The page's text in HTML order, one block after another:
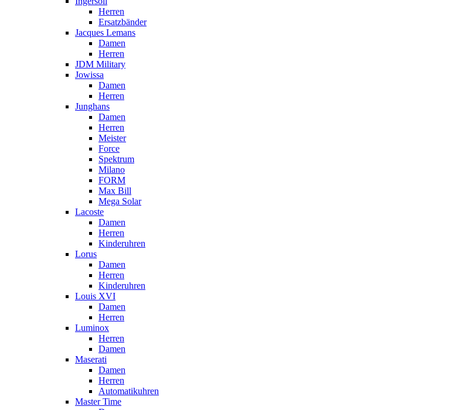
Herren
Ersatzbänder
Jacques Lemans
Damen
Herren
JDM Military
Jowissa
Damen
Herren
Junghans
Damen
Herren
Meister
Force
Spektrum
Milano
FORM
Max Bill
Mega Solar
Lacoste
Damen
Herren
Kinderuhren
Lorus
Damen
Herren
Kinderuhren
Louis XVI
Damen
Herren
Luminox
Herren
Damen
Maserati
Damen
Herren
Automatikuhren
Master Time